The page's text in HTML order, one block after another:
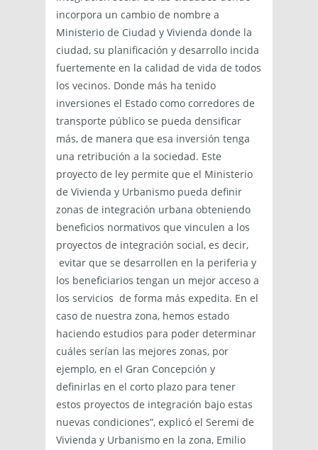
incorpora un cambio de nombre a
Ministerio de Ciudad y Vivienda donde la
ciudad, su planificación y desarrollo incida
fuertemente en la calidad de vida de todos
los vecinos. Donde más ha tenido
inversiones el Estado como corredores de
transporte público se pueda densificar
más, de manera que esa inversión tenga
una retribución a la sociedad. Este
proyecto de ley permite que el Ministerio
de Vivienda y Urbanismo pueda definir
zonas de integración urbana obteniendo
beneficios normativos que vinculen a los
proyectos de integración social, es decir,
evitar que se desarrollen en la periferia y
los beneficiarios tengan un mejor acceso a
los servicios de forma más expedita. En el
caso de nuestra zona, hemos estado
haciendo estudios para poder determinar
cuáles serían las mejores zonas, por
ejemplo, en el Gran Concepción y
definirlas en el corto plazo para tener
estos proyectos de integración bajo estas
nuevas condiciones”, explicó el Seremi de
Vivienda y Urbanismo en la zona, Emilio